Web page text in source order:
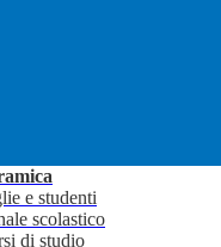
e studenti
scolastico
di studio